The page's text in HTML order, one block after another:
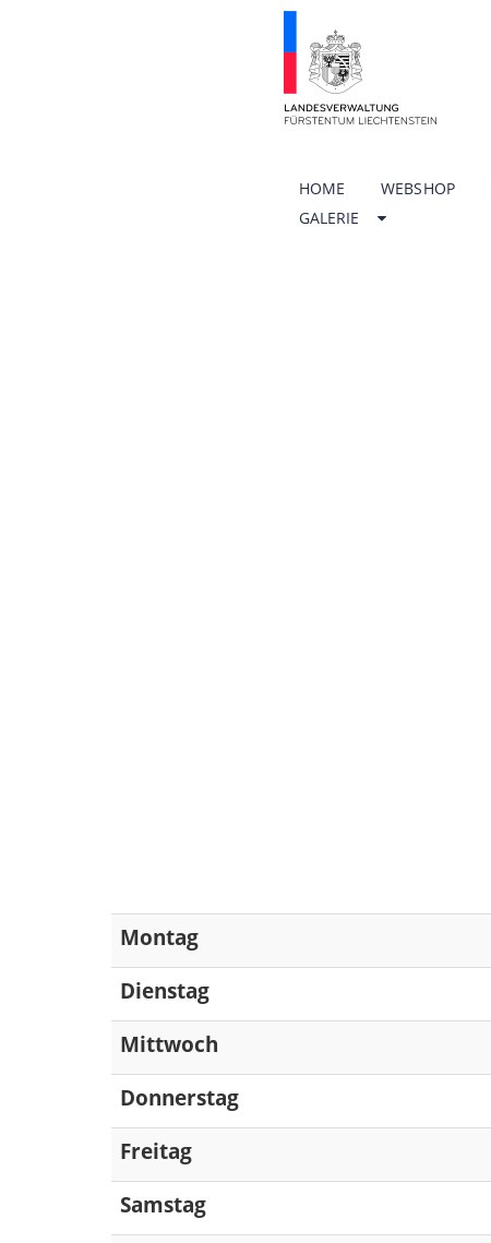
HOME WEBSHOP
GALERIE
Montag
Dienstag
Mittwoch
Donnerstag
Freitag
Samstag